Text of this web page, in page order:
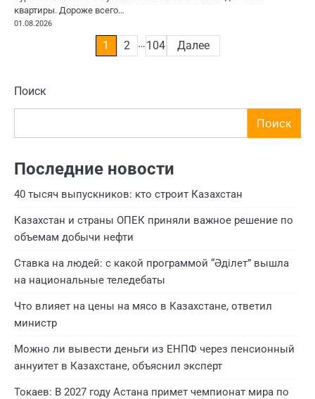
квартиры. Дороже всего…
01.08.2026
1 2 …104 Далее
Поиск
Поиск
Последние новости
40 тысяч выпускников: кто строит Казахстан
Казахстан и страны ОПЕК приняли важное решение по
объемам добычи нефти
Ставка на людей: с какой программой “Әділет” вышла
на национальные теледебаты
Что влияет на цены на мясо в Казахстане, ответил
министр
Можно ли вывести деньги из ЕНПФ через пенсионный
аннуитет в Казахстане, объяснил эксперт
Токаев: В 2027 году Астана примет чемпионат мира по